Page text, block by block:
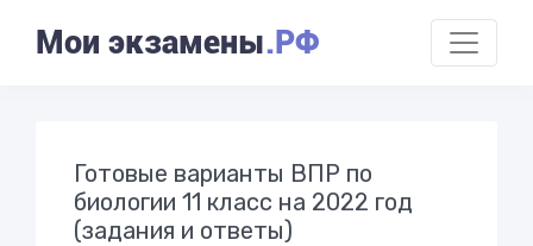
Мои экзамены.РФ
Готовые варианты ВПР по
биологии 11 класс на 2022 год
(задания и ответы)